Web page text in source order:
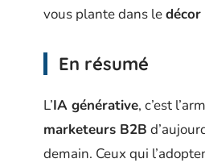
vous plante dans le
En résumé
L’IA générative, c’est
marketeurs B2B
demain. Ceux qui